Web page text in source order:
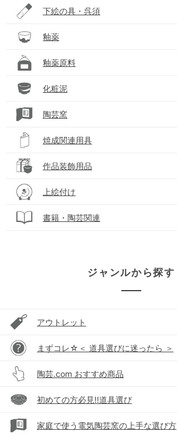
下絵の具・呉須
釉薬
釉薬原料
化粧泥
陶芸窯
焼成関連用具
作品装飾用品
上絵付け
書籍・陶芸関連
ジャンルから探す
アウトレット
まずコレ☆＜ 道具選びに迷ったら ＞
陶芸.com おすすめ商品
初めての方必見!!道具選び
家庭で使う電気陶芸窯の上手な選び方